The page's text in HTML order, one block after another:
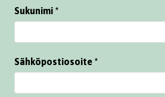
Sukunimi
Sähköpostiosoite